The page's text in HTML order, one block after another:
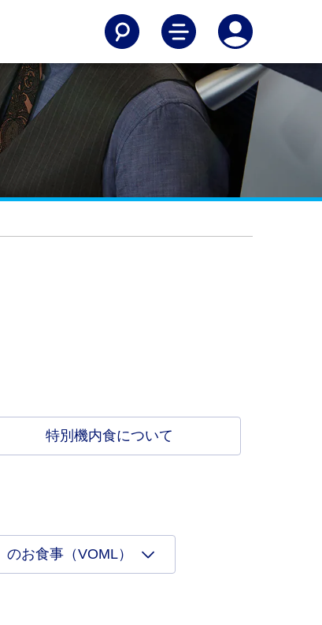
特別機内食について
お食事（VOML）